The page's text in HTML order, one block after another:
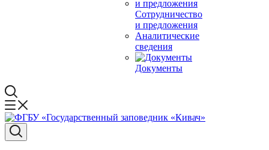
Сотрудничество
и предложения
Аналитические
сведения
Документы